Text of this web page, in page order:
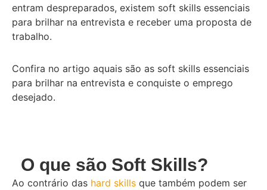
entram despreparados, existem soft skills essenciais
para brilhar na entrevista e receber uma proposta de
trabalho.
Confira no artigo aquais são as soft skills essenciais
para brilhar na entrevista e conquiste o emprego
desejado.
O que são Soft Skills?
Ao contrário das hard skills que também podem ser